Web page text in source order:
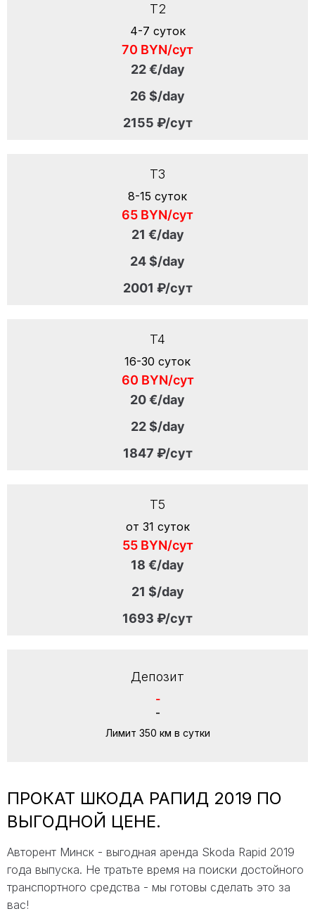
T2
4-7 суток
70 BYN/сут
22 €/day
26 $/day
2155 ₽/сут
T3
8-15 суток
65 BYN/сут
21 €/day
24 $/day
2001 ₽/сут
T4
16-30 суток
60 BYN/сут
20 €/day
22 $/day
1847 ₽/сут
T5
от 31 суток
55 BYN/сут
18 €/day
21 $/day
1693 ₽/сут
Депозит
-
-
Лимит 350 км в сутки
ПРОКАТ ШКОДА РАПИД 2019 ПО
ВЫГОДНОЙ ЦЕНЕ.
Авторент Минск - выгодная аренда Skoda Rapid 2019
года выпуска. Не тратьте время на поиски достойного
транспортного средства - мы готовы сделать это за
вас!